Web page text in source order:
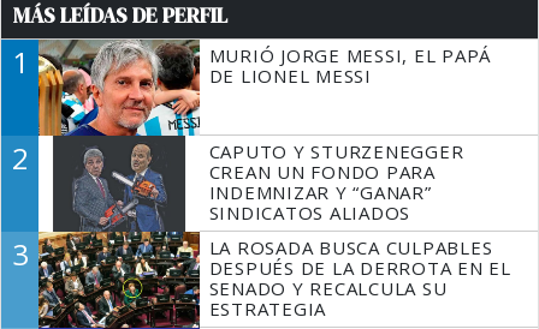
MÁS LEÍDAS DE PERFIL
1
MURIÓ JORGE MESSI, EL PAPÁ
DE LIONEL MESSI
2
CAPUTO Y STURZENEGGER
CREAN UN FONDO PARA
INDEMNIZAR Y “GANAR”
SINDICATOS ALIADOS
3
LA ROSADA BUSCA CULPABLES
DESPUÉS DE LA DERROTA EN EL
SENADO Y RECALCULA SU
ESTRATEGIA